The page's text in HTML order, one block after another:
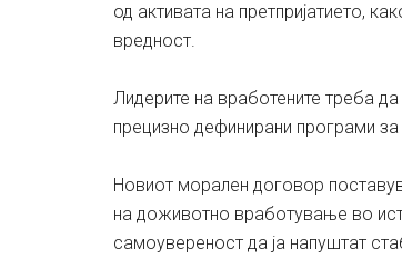
од активата на претпријатието,
вредност.
Лидерите на вработените треба
прецизно дефинирани програми
Новиот морален договор
на доживотно вработување во
самоувереност да ја напуштат